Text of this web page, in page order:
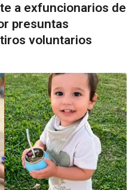
a exfuncionarios de
presuntas
voluntarios